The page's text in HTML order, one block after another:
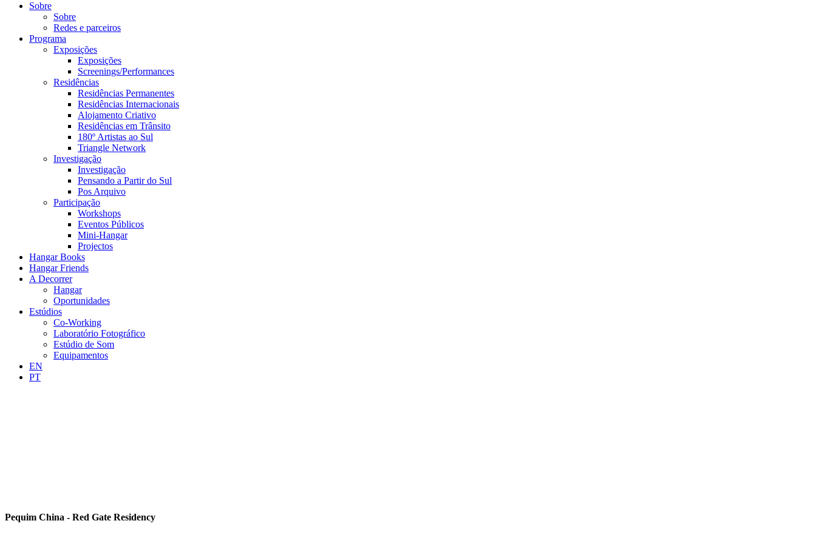
Sobre
Sobre
Redes e parceiros
Programa
Exposições
Exposições
Screenings/Performances
Residências
Residências Permanentes
Residências Internacionais
Alojamento Criativo
Residências em Trânsito
180º Artistas ao Sul
Triangle Network
Investigação
Investigação
Pensando a Partir do Sul
Pos Arquivo
Participação
Workshops
Eventos Públicos
Mini-Hangar
Projectos
Hangar Books
Hangar Friends
A Decorrer
Hangar
Oportunidades
Estúdios
Co-Working
Laboratório Fotográfico
Estúdio de Som
Equipamentos
EN
PT
Pequim China - Red Gate Residency